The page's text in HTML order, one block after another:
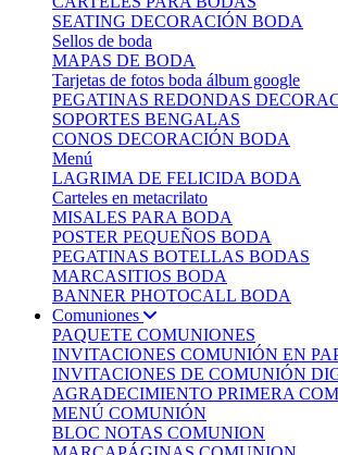
SEATING DECORACIÓN BODA
Sellos de boda
MAPAS DE BODA
Tarjetas de fotos boda álbum google
PEGATINAS REDONDAS
SOPORTES BENGALAS
CONOS DECORACIÓN BODA
Menú
LAGRIMA DE FELICIDA BODA
Carteles en metacrilato
MISALES PARA BODA
POSTER PEQUEÑOS BODA
PEGATINAS BOTELLAS BODAS
MARCASITIOS BODA
BANNER PHOTOCALL BODA
Comuniones
PAQUETE COMUNIONES
INVITACIONES COMUNIÓN EN
INVITACIONES DE COMUNIÓN
AGRADECIMIENTO PRIMERA
MENÚ COMUNIÓN
BLOC NOTAS COMUNION